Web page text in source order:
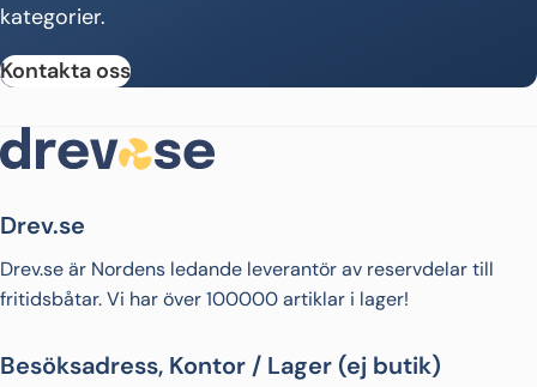
kategorier.
Kontakta oss
Drev.se
Drev.se är Nordens ledande leverantör av reservdelar till
fritidsbåtar. Vi har över 100000 artiklar i lager!
Besöksadress, Kontor / Lager (ej butik)